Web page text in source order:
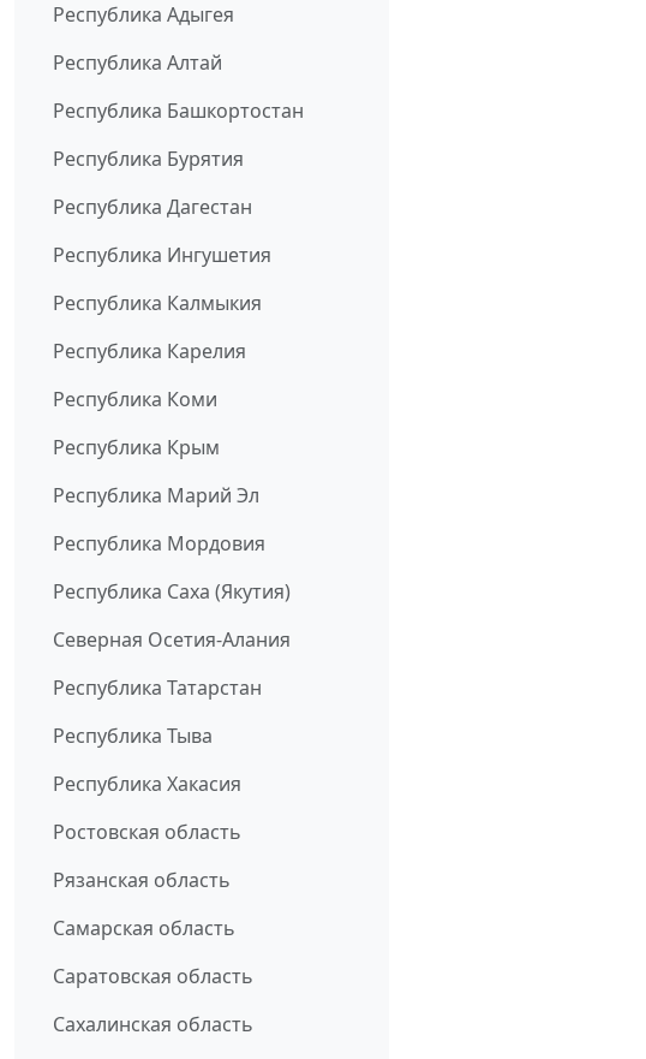
Республика Адыгея
Республика Алтай
Республика Башкортостан
Республика Бурятия
Республика Дагестан
Республика Ингушетия
Республика Калмыкия
Республика Карелия
Республика Коми
Республика Крым
Республика Марий Эл
Республика Мордовия
Республика Саха (Якутия)
Северная Осетия-Алания
Республика Татарстан
Республика Тыва
Республика Хакасия
Ростовская область
Рязанская область
Самарская область
Саратовская область
Сахалинская область